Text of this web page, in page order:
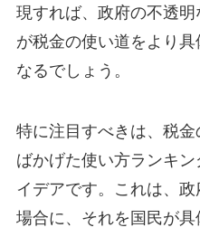
現すれば、政府の不透
が税金の使い道をより
なるでしょう。
特に注目すべきは、税
ばかげた使い方ランキ
イデアです。これは、
場合に、それを国民が